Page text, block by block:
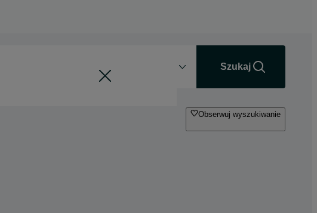
Szukaj
Obserwuj wyszukiwanie